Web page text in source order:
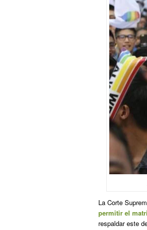
La Corte
permitir el
respaldar este